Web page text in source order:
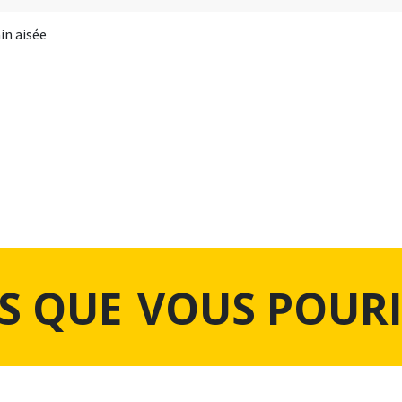
aisée
QUE VOUS